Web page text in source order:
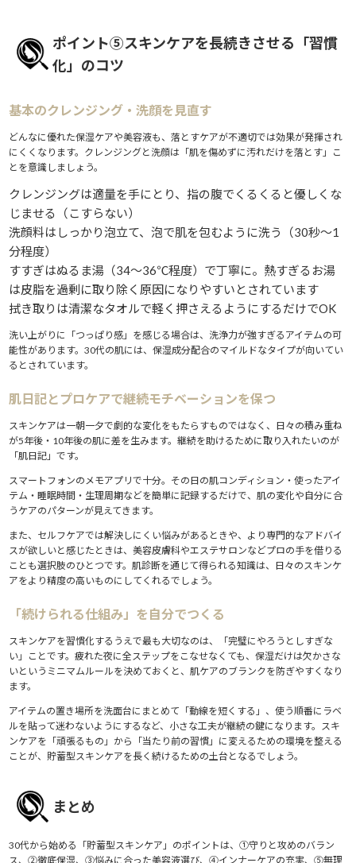
ポイント⑤スキンケアを長続きさせる「習慣
化」のコツ
基本のクレンジング・洗顔を見直す
どんなに優れた保湿ケアや美容液も、落とすケアが不適切では効果が発揮され
にくくなります。クレンジングと洗顔は「肌を傷めずに汚れだけを落とす」こ
とを意識しましょう。
クレンジングは適量を手にとり、指の腹でくるくると優しくな
じませる（こすらない）
洗顔料はしっかり泡立て、泡で肌を包むように洗う（30秒〜1
分程度）
すすぎはぬるま湯（34〜36℃程度）で丁寧に。熱すぎるお湯
は皮脂を過剰に取り除く原因になりやすいとされています
拭き取りは清潔なタオルで軽く押さえるようにするだけでOK
洗い上がりに「つっぱり感」を感じる場合は、洗浄力が強すぎるアイテムの可
能性があります。30代の肌には、保湿成分配合のマイルドなタイプが向いてい
るとされています。
肌日記とプロケアで継続モチベーションを保つ
スキンケアは一朝一夕で劇的な変化をもたらすものではなく、日々の積み重ね
が5年後・10年後の肌に差を生みます。継続を助けるために取り入れたいのが
「肌日記」です。
スマートフォンのメモアプリで十分。その日の肌コンディション・使ったアイ
テム・睡眠時間・生理周期などを簡単に記録するだけで、肌の変化や自分に合
うケアのパターンが見えてきます。
また、セルフケアでは解決しにくい悩みがあるときや、より専門的なアドバイ
スが欲しいと感じたときは、美容皮膚科やエステサロンなどプロの手を借りる
ことも選択肢のひとつです。肌診断を通じて得られる知識は、日々のスキンケ
アをより精度の高いものにしてくれるでしょう。
「続けられる仕組み」を自分でつくる
スキンケアを習慣化するうえで最も大切なのは、「完璧にやろうとしすぎな
い」ことです。疲れた夜に全ステップをこなせなくても、保湿だけは欠かさな
いというミニマムルールを決めておくと、肌ケアのブランクを防ぎやすくなり
ます。
アイテムの置き場所を洗面台にまとめて「動線を短くする」、使う順番にラベ
ルを貼って迷わないようにするなど、小さな工夫が継続の鍵になります。スキ
ンケアを「頑張るもの」から「当たり前の習慣」に変えるための環境を整える
ことが、貯蓄型スキンケアを長く続けるための土台となるでしょう。
まとめ
30代から始める「貯蓄型スキンケア」のポイントは、①守りと攻めのバラン
ス、②徹底保湿、③悩みに合った美容液選び、④インナーケアの充実、⑤無理